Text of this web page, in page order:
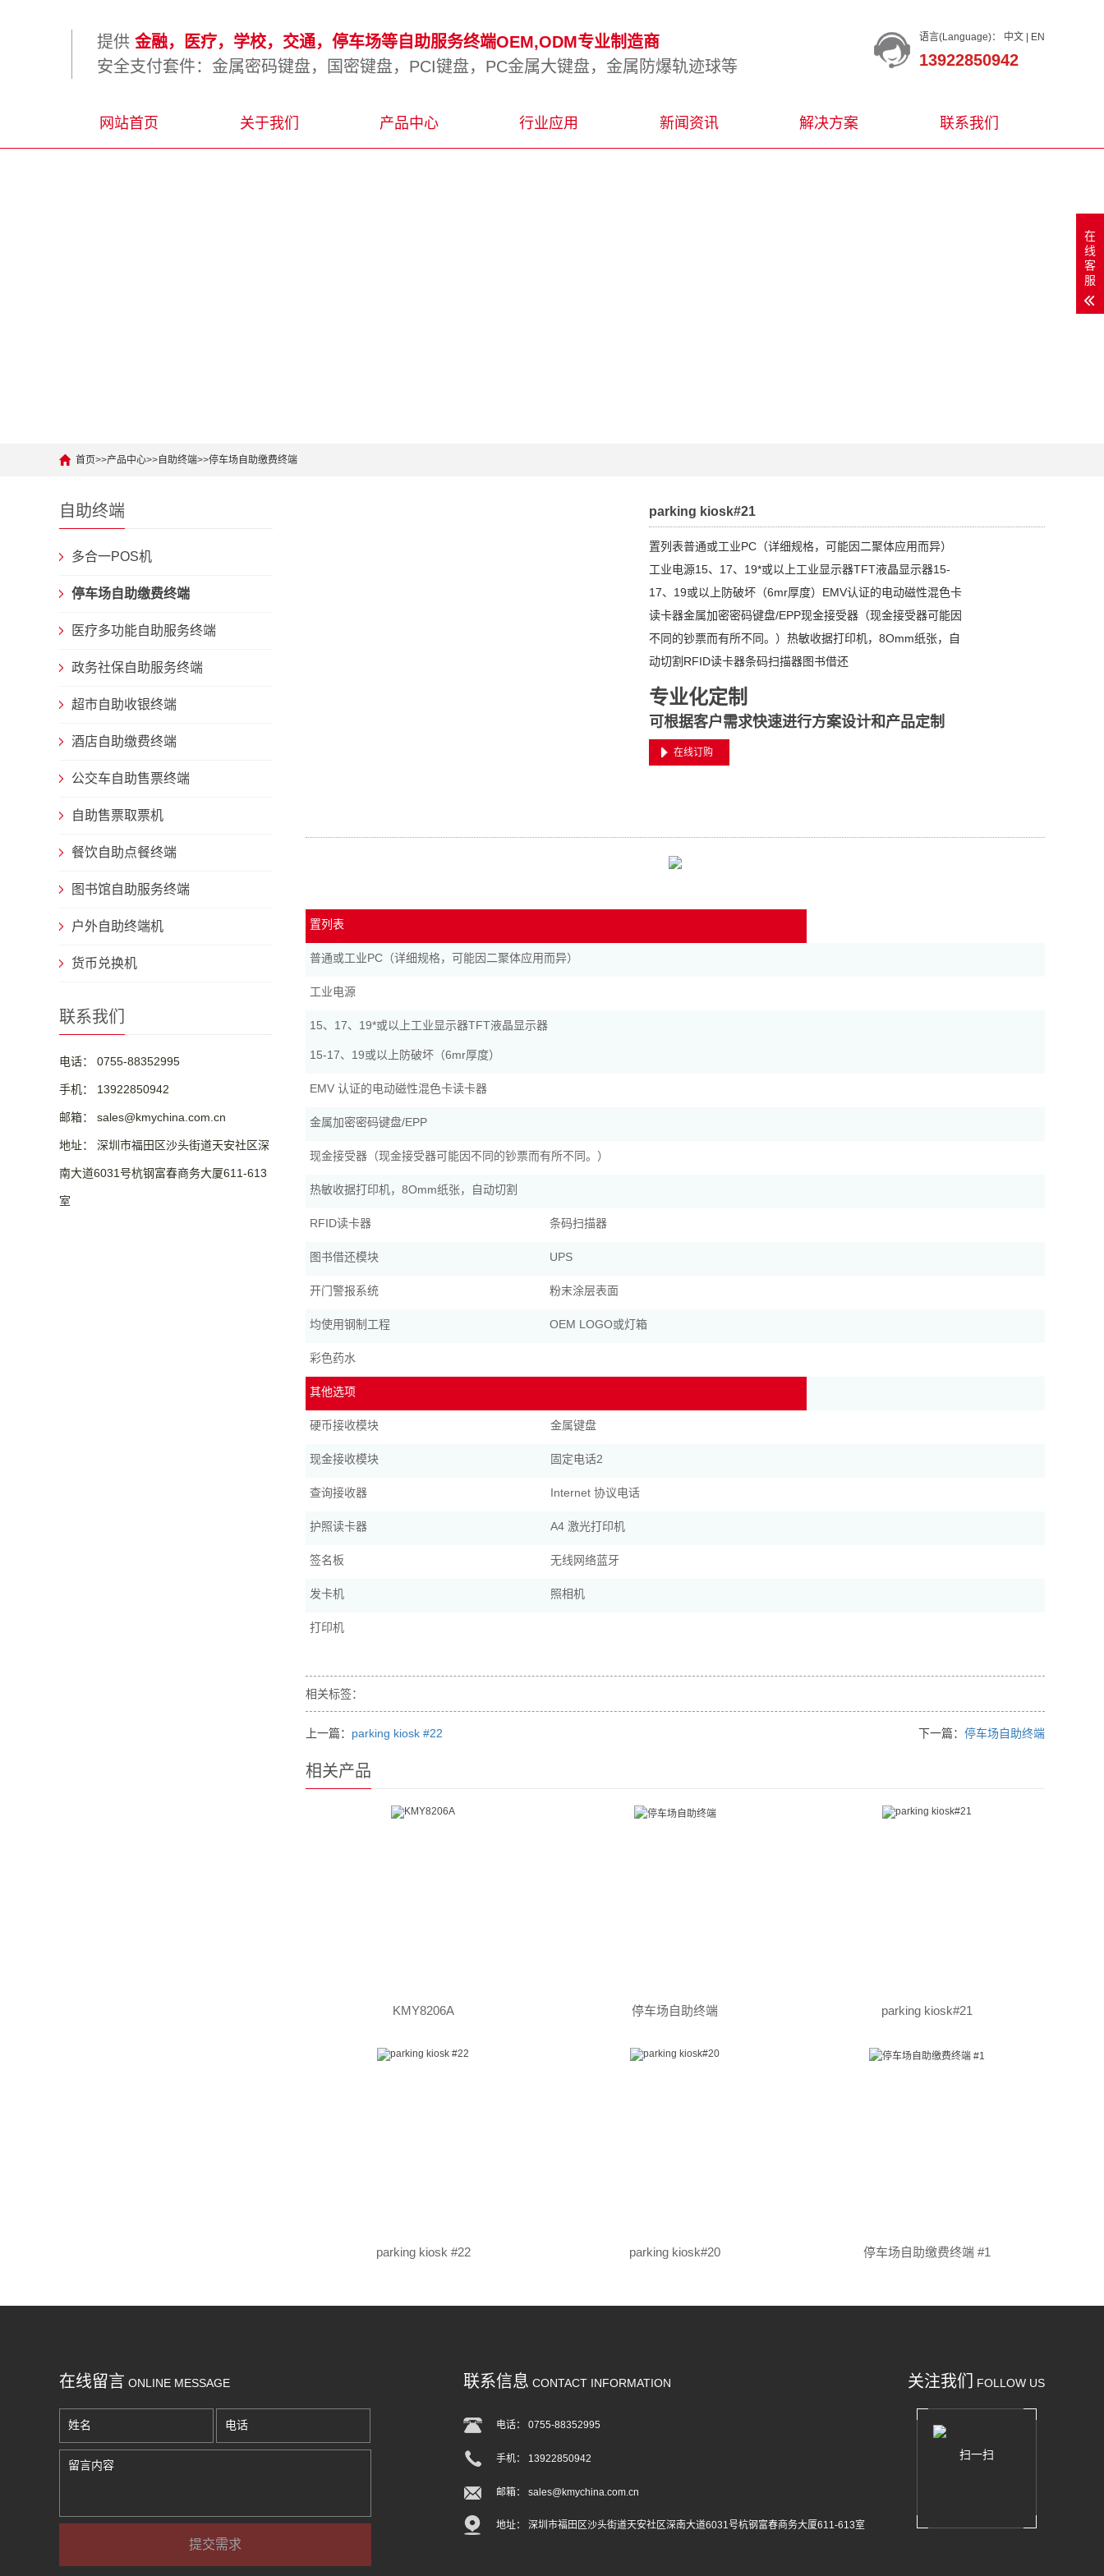
语言(Language)： 中文 EN
13922850942
提供 金融，医疗，学校，交通，停车场等自助服务终端OEM,ODM专业制造商
安全支付套件：金属密码键盘，国密键盘，PCI键盘，PC金属大键盘，金属防爆轨迹球等
网站首页 关于我们 产品中心 行业应用 新闻资讯 解决方案 联系我们
首页>>产品中心>>自助终端>>停车场自助缴费终端
自助终端
多合一POS机
停车场自助缴费终端
医疗多功能自助服务终端
政务社保自助服务终端
超市自助收银终端
酒店自助缴费终端
公交车自助售票终端
自助售票取票机
餐饮自助点餐终端
图书馆自助服务终端
户外自助终端机
货币兑换机
联系我们
电话： 0755-88352995
手机： 13922850942
邮箱： sales@kmychina.com.cn
地址： 深圳市福田区沙头街道天安社区深
南大道6031号杭钢富春商务大厦611-613
室
parking kiosk#21
置列表普通或工业PC（详细规格，可能因二聚体应用而异）
工业电源15、17、19*或以上工业显示器TFT液晶显示器15-
17、19或以上防破坏（6mr厚度）EMV认证的电动磁性混色卡
读卡器金属加密密码键盘/EPP现金接受器（现金接受器可能因
不同的钞票而有所不同。）热敏收据打印机，8Omm纸张，自
动切割RFID读卡器条码扫描器图书借还
专业化定制
可根据客户需求快速进行方案设计和产品定制
在线订购
置列表
普通或工业PC（详细规格，可能因二聚体应用而异）
工业电源
15、17、19*或以上工业显示器TFT液晶显示器
15-17、19或以上防破坏（6mr厚度）
EMV 认证的电动磁性混色卡读卡器
金属加密密码键盘/EPP
现金接受器（现金接受器可能因不同的钞票而有所不同。）
热敏收据打印机，8Omm纸张，自动切割
RFID读卡器 条码扫描器
图书借还模块 UPS
开门警报系统 粉末涂层表面
均使用钢制工程 OEM LOGO或灯箱
彩色药水
其他选项
硬币接收模块 金属键盘
现金接收模块 固定电话2
查询接收器 Internet 协议电话
护照读卡器 A4 激光打印机
签名板 无线网络蓝牙
发卡机 照相机
打印机
相关标签：
上一篇： parking kiosk #22 下一篇： 停车场自助终端
相关产品
KMY8206A 停车场自助终端 parking kiosk#21
parking kiosk #22 parking kiosk#20 停车场自助缴费终端 #1
关注我们 FOLLOW US
扫一扫
在线留言 ONLINE MESSAGE 联系信息 CONTACT INFORMATION
电话： 0755-88352995
手机： 13922850942
邮箱： sales@kmychina.com.cn
地址： 深圳市福田区沙头街道天安社区深南大道6031号杭钢富春商务大厦611-613室
在
线
客
服